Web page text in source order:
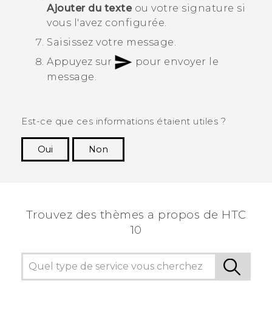
Ajouter du texteou votre signature si
vous l'avez configurée.
Saisissez votre message.
Appuyez sur
pour envoyer le
message.
Est-ce que ces informations étaient utiles ?
Oui
Non
Trouvez des thèmes a propos de HTC
10